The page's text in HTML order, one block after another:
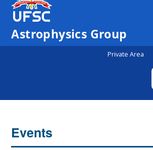
Astrophysics Group
Private Area
Events
0:00